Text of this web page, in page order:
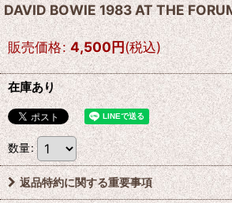
DAVID BOWIE 1983 AT THE
販売価格: 4,500円(税込)
在庫あり
数量:
返品特約に関する重要事項